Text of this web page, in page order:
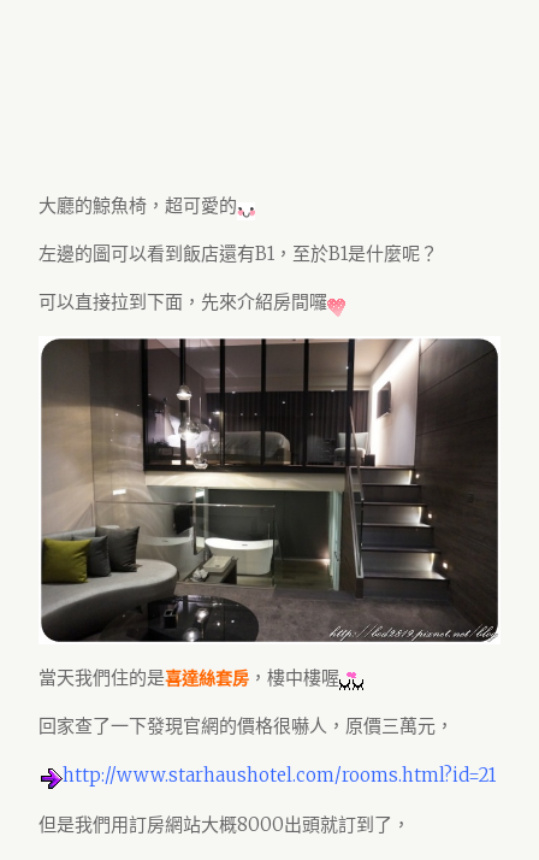
大廳的鯨魚椅，超可愛的
左邊的圖可以看到飯店還有B1，至於B1是什麼呢？
可以直接拉到下面，先來介紹房間囉
當天我們住的是喜達絲套房 ，樓中樓喔
回家查了一下發現官網的價格很嚇人，原價三萬元，
http://www.starhaushotel.com/rooms.html?id=21
但是我們用訂房網站大概8000出頭就訂到了，